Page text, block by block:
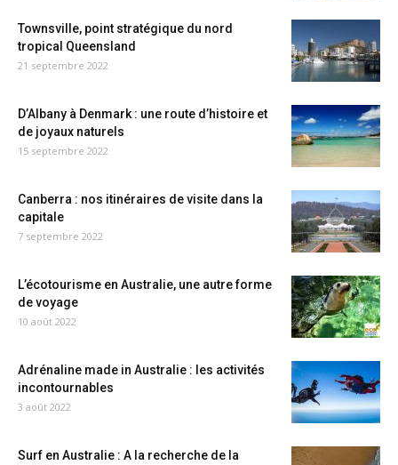
Townsville, point stratégique du nord
tropical Queensland
21 septembre 2022
D’Albany à Denmark : une route d’histoire et
de joyaux naturels
15 septembre 2022
Canberra : nos itinéraires de visite dans la
capitale
7 septembre 2022
L’écotourisme en Australie, une autre forme
de voyage
10 août 2022
Adrénaline made in Australie : les activités
incontournables
3 août 2022
Surf en Australie : A la recherche de la